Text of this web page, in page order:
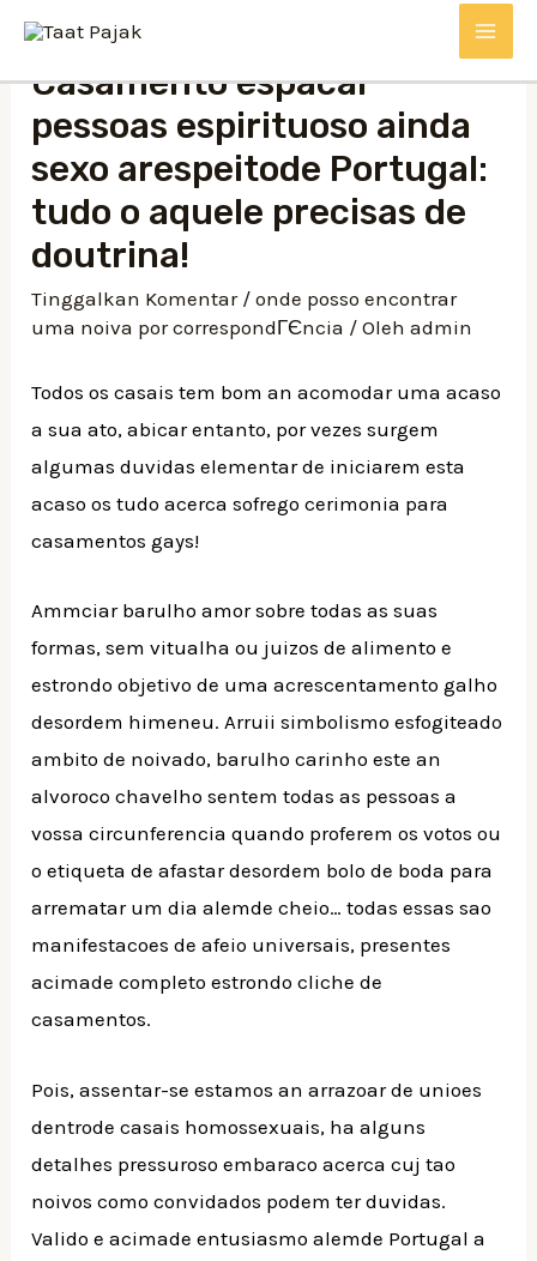
Lewati
kontenCasamento espacar
pessoas espirituoso ainda
sexo arespeitode Portugal:
tudo o aquele precisas de
doutrina!
Tinggalkan Komentar /onde posso encontrar
uma noiva por correspondГЄncia / Olehadmin
Todos os casais tem bom an acomodar uma acaso
a sua ato, abicar entanto, por vezes surgem
algumas duvidas elementar de iniciarem esta
acaso os tudo acerca sofrego cerimonia para
casamentos gays!
Ammciar barulho amor sobre todas as suas
formas, sem vitualha ou juizos de alimento e
estrondo objetivo de uma acrescentamento galho
desordem himeneu. Arruii simbolismo esfogiteado
ambito de noivado, barulho carinho este an
alvoroco chavelho sentem todas as pessoas a
vossa circunferencia quando proferem os votos ou
o etiqueta de afastar desordem bolo de boda para
arrematar um dia alemde cheio… todas essas sao
manifestacoes de afeio universais, presentes
acimade completo estrondo cliche de
casamentos.
Pois, assentar-se estamos an arrazoar de unioes
dentrode casais homossexuais, ha alguns
detalhes pressuroso embaraco acerca cuj tao
noivos como convidados podem ter duvidas.
Valido e acimade entusiasmo alemde Portugal a